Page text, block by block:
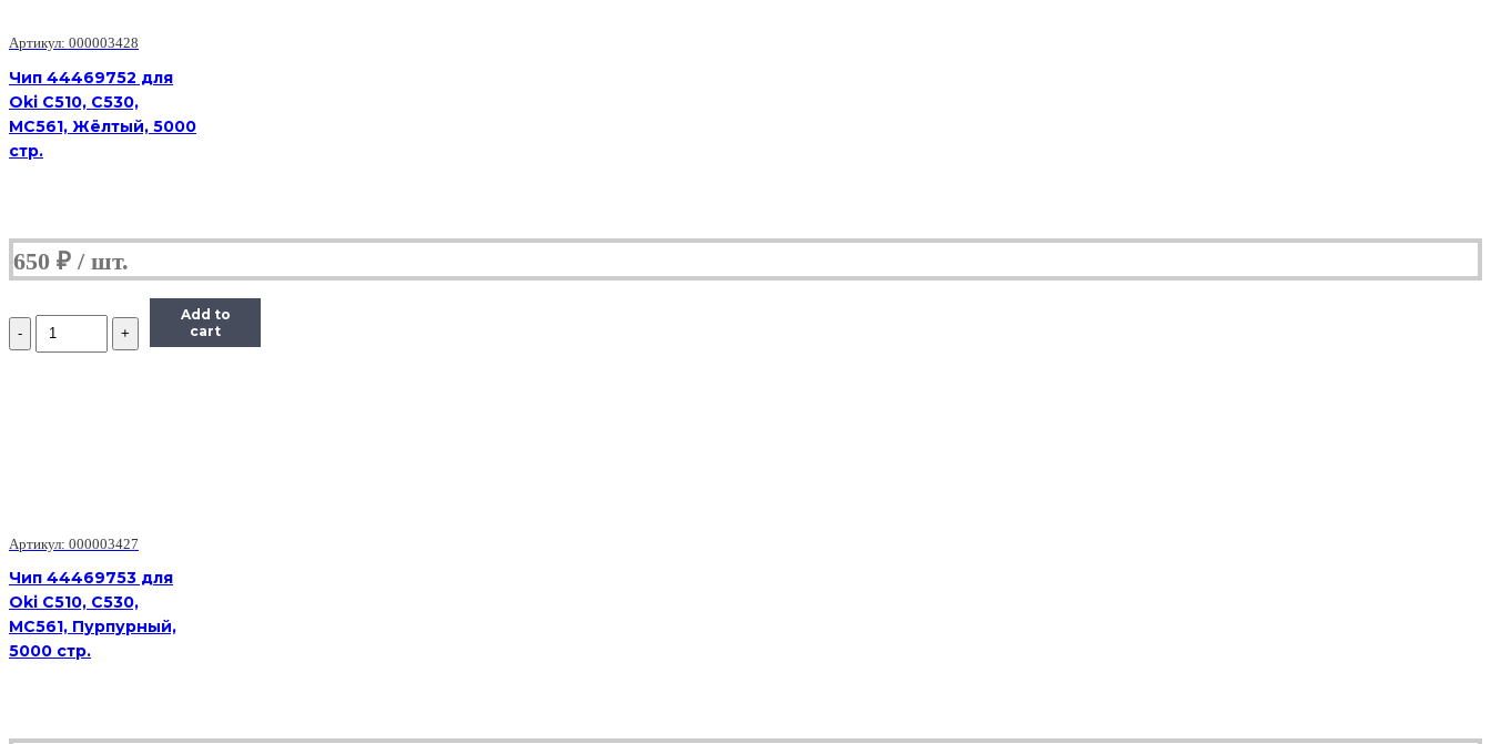
7,3K
Артикул: 000003428
Чип 44469752 для
Oki C510, C530,
MC561, Жёлтый, 5000
стр.
650 ₽
Количество
Чип
7,3K
Add to
cart
Артикул: 000003427
Чип 44469753 для
Oki C510, C530,
MC561, Пурпурный,
5000 стр.